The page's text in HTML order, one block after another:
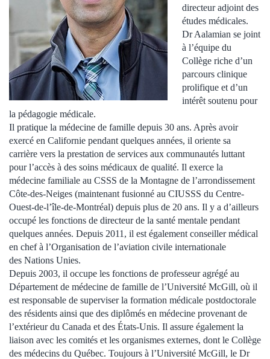
directeur adjoint des
études médicales.
Dr Aalamian se joint
à l’équipe du
Collège riche d’un
parcours clinique
prolifique et d’un
intérêt soutenu pour
la pédagogie médicale.
Il pratique la médecine de famille depuis 30 ans. Après avoir
exercé en Californie pendant quelques années, il oriente sa
carrière vers la prestation de services aux communautés luttant
pour l’accès à des soins médicaux de qualité. Il exerce la
médecine familiale au CSSS de la Montagne de l’arrondissement
Côte-des-Neiges (maintenant fusionné au CIUSSS du Centre-
Ouest-de-l’île-de-Montréal) depuis plus de 20 ans. Il y a d’ailleurs
occupé les fonctions de directeur de la santé mentale pendant
quelques années. Depuis 2011 , il est également conseiller médical
en chef à l’Organisation de l’aviation civile internationale
des Nations Unies.
Depuis 2003, il occupe les fonctions de professeur agrégé au
Département de médecine de famille de l’Université McGill, où il
est responsable de superviser la formation médicale postdoctorale
des résidents ainsi que des diplômés en médecine provenant de
l’extérieur du Canada et des États-Unis. Il assure également la
liaison avec les comités et les organismes externes, dont le Collège
des médecins du Québec. Toujours à l’Université McGill, le Dr